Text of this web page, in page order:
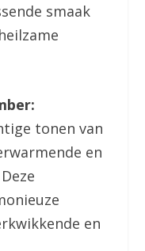
smaak
tonen van
en
en